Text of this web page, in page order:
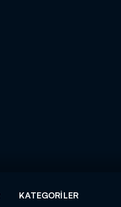
KATEGORILER